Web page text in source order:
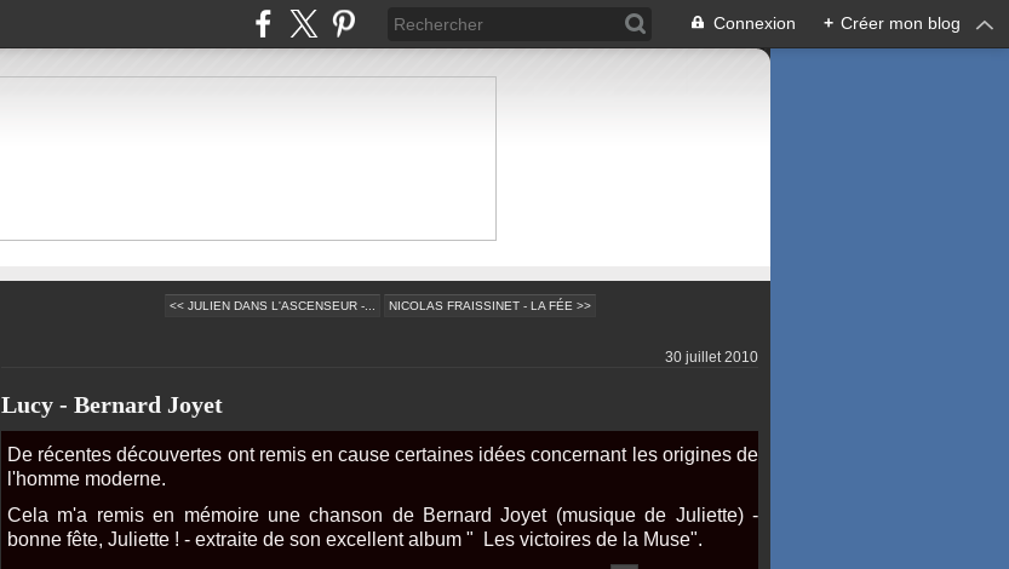
Connexion + Créer mon blog
<< JULIEN DANS L'ASCENSEUR -... NICOLAS FRAISSINET - LA FÉE >>
30 juillet 2010
Lucy - Bernard Joyet
De récentes découvertes ont remis en cause certaines idées concernant les origines de
l'homme moderne.
Cela m'a remis en mémoire une chanson de Bernard Joyet (musique de Juliette) -
bonne fête, Juliette ! - extraite de son excellent album " Les victoires de la Muse".